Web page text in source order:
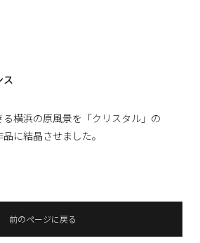
ス
横浜の原風景を「クリスタル」の
に結晶させました。
前のページに戻る